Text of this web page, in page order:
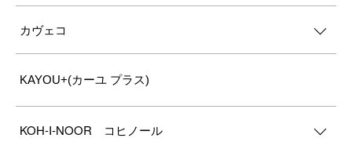
カヴェコ
KAYOU+(カーユ プラス)
KOH-I-NOOR コヒノール